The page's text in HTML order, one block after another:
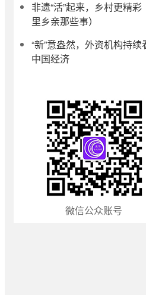
非遗“活”起来，乡村更精彩
里乡亲那些事）
“新”意盎然，外资机构持续
中国经济
微信公众账号